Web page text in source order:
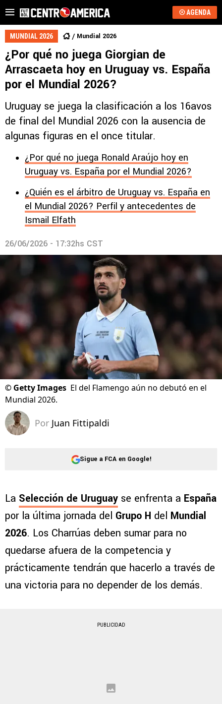
AGENDA
MUNDIAL 2026 Mundial 2026
¿Por qué no juega Giorgian de
Arrascaeta hoy en Uruguay vs. España
por el Mundial 2026?
Uruguay se juega la clasificación a los 16avos
de final del Mundial 2026 con la ausencia de
algunas figuras en el once titular.
¿Por qué no juega Ronald Araújo hoy en
Uruguay vs. España por el Mundial 2026?
¿Quién es el árbitro de Uruguay vs. España en
el Mundial 2026? Perfil y antecedentes de
Ismail Elfath
26/06/2026 - 17:32hs CST
© Getty Images El del Flamengo aún no debutó en el
Mundial 2026.
Por Juan Fittipaldi
Sigue a FCA en Google!
La Selección de Uruguay se enfrenta a España
por la última jornada del Grupo H del Mundial
2026. Los Charrúas deben sumar para no
quedarse afuera de la competencia y
prácticamente tendrán que hacerlo a través de
una victoria para no depender de los demás.
PUBLICIDAD